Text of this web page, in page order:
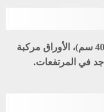
: عشب معمر متمدد، بطول (15 – 40 سم)، الأوراق مركبة